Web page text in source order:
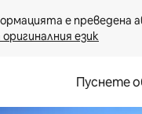
език
Пуснете